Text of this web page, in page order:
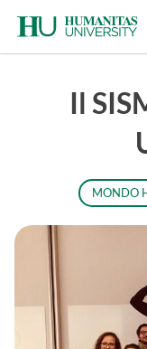
content
Il
MONDO